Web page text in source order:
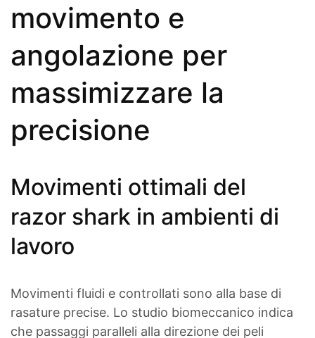
movimento e
angolazione per
massimizzare la
precisione
Movimenti ottimali del
razor shark in ambienti di
lavoro
Movimenti fluidi e controllati sono alla base di
rasature precise. Lo studio biomeccanico indica
che passaggi paralleli alla direzione dei peli